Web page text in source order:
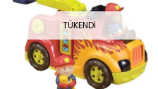
TÜKENDI